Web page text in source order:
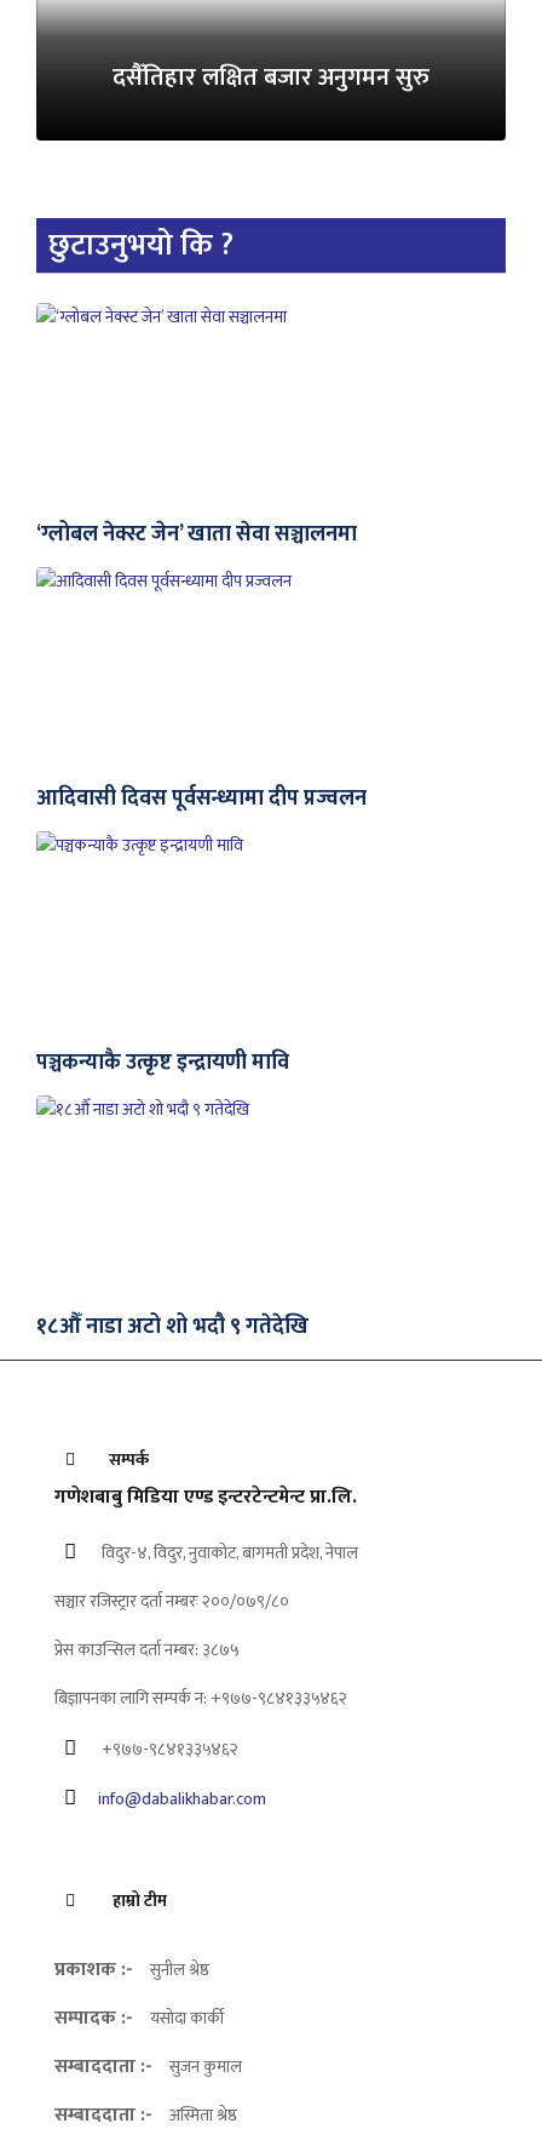
दसैँतिहार लक्षित बजार अनुगमन सुरु
छुटाउनुभयो कि ?
‘ग्लोबल नेक्स्ट जेन’ खाता सेवा सञ्चालनमा
आदिवासी दिवस पूर्वसन्ध्यामा दीप प्रज्वलन
पञ्चकन्याकै उत्कृष्ट इन्द्रायणी मावि
१८औँ नाडा अटो शो भदौ ९ गतेदेखि
सम्पर्क
गणेशबाबु मिडिया एण्ड इन्टरटेन्टमेन्ट प्रा.लि.
विदुर-४, विदुर, नुवाकोट, बागमती प्रदेश, नेपाल
सञ्चार रजिस्ट्रार दर्ता नम्बरः २००/०७९/८०
प्रेस काउन्सिल दर्ता नम्बर: ३८७५
बिज्ञापनका लागि सम्पर्क न: +९७७-९८४१३३५४६२
+९७७-९८४१३३५४६२
info@dabalikhabar.com
हाम्रो टीम
प्रकाशक :- सुनील श्रेष्ठ
सम्पादक :- यसोदा कार्की
सम्बाददाता :- सुजन कुमाल
सम्बाददाता :- अस्मिता श्रेष्ठ